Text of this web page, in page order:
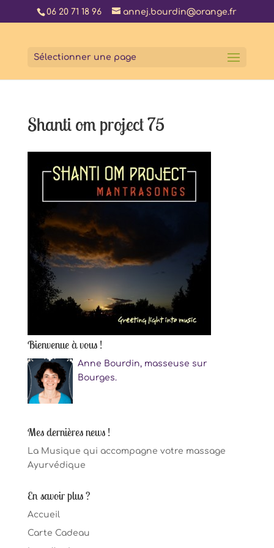
06 20 71 18 96 annej.bourdin@orange.fr
Sélectionner une page
Shanti om project 75
Bienvenue à vous !
Anne Bourdin, masseuse sur
Bourges.
Mes dernières news !
La Musique qui accompagne votre massage
Ayurvédique
En savoir plus ?
Accueil
Carte Cadeau